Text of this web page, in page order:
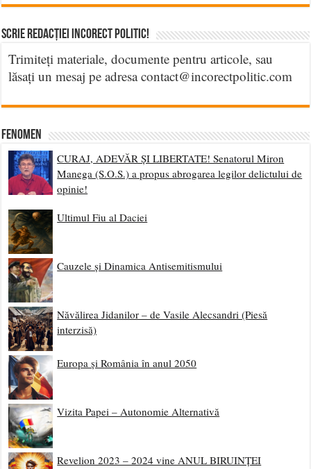
Scrie Redacției Incorect Politic!
Trimiteți materiale, documente pentru articole, sau
lăsați un mesaj pe adresa contact@incorectpolitic.com
Fenomen
CURAJ, ADEVĂR ȘI LIBERTATE! Senatorul Miron
Manega (S.O.S.) a propus abrogarea legilor delictului de
opinie!
Ultimul Fiu al Daciei
Cauzele și Dinamica Antisemitismului
Năvălirea Jidanilor – de Vasile Alecsandri (Piesă
interzisă)
Europa și România în anul 2050
Vizita Papei – Autonomie Alternativă
Revelion 2023 – 2024 vine ANUL BIRUINȚEI